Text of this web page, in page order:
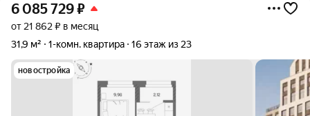
6 085 729₽
от 21 862 ₽ в месяц
31,9 м²
1-комн. квартира 16 этаж из 23
новостройка